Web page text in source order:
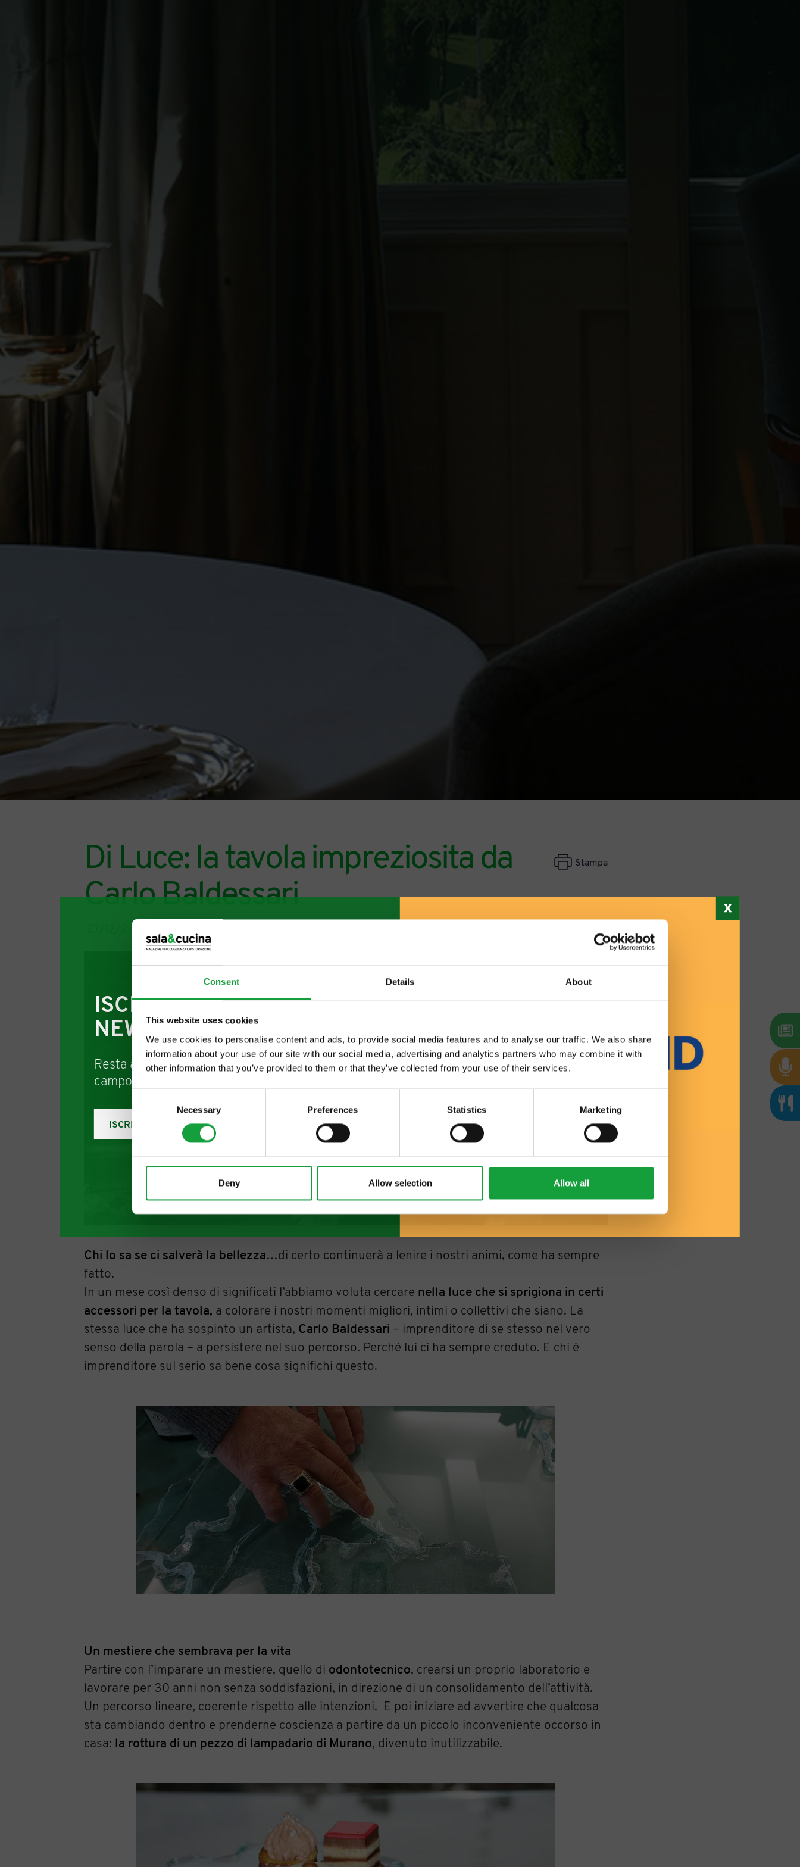
Consent Details About
This website uses cookies
We use cookies to personalise content and ads, to provide social media features and to analyse our traffic. We also share
information about your use of our site with our social media, advertising and analytics partners who may combine it with
other information that you’ve provided to them or that they’ve collected from your use of their services.
Selection
Necessary Preferences Statistics Marketing
Deny Allow selection Allow all
Di Luce: la tavola impreziosita da
Carlo Baldessari
Stampa
Chi lo sa se ci salverà la bellezza…di certo continuerà a lenire i nostri animi, come ha sempre
fatto.
In un mese così denso di significati l’abbiamo voluta cercare nella luce che si sprigiona in certi
accessori per la tavola, a colorare i nostri momenti migliori, intimi o collettivi che siano. La
stessa luce che ha sospinto un artista, Carlo Baldessari – imprenditore di se stesso nel vero
senso della parola – a persistere nel suo percorso. Perché lui ci ha sempre creduto. E chi è
imprenditore sul serio sa bene cosa significhi questo.
Un mestiere che sembrava per la vita
Partire con l’imparare un mestiere, quello di odontotecnico, crearsi un proprio laboratorio e
lavorare per 30 anni non senza soddisfazioni, in direzione di un consolidamento dell’attività.
Un percorso lineare, coerente rispetto alle intenzioni. E poi iniziare ad avvertire che qualcosa
sta cambiando dentro e prenderne coscienza a partire da un piccolo inconveniente occorso in
casa:
la rottura di un pezzo di lampadario di Murano, divenuto inutilizzabile.
ISCRIVITI ALLA
NEWSLETTER
Resta aggiornato su tutte le ultime novita nel
campo della ristorazione e del food.
ISCRIVITI